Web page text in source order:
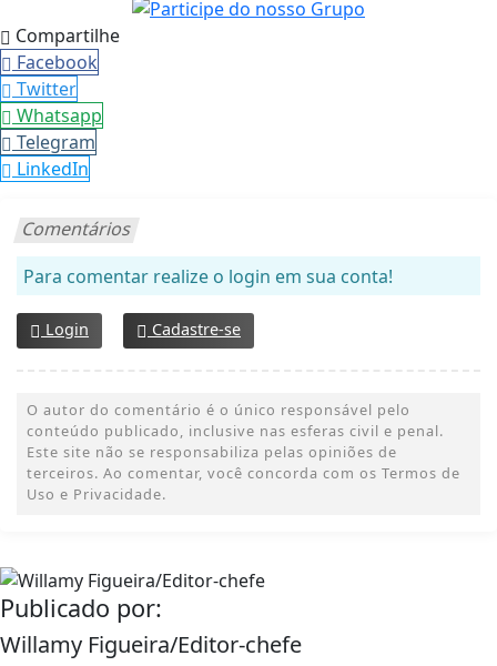
Compartilhe
Facebook
Twitter
Whatsapp
Telegram
LinkedIn
Comentários
Para comentar realize o login em sua conta!
Login Cadastre-se
O autor do comentário é o único responsável pelo
conteúdo publicado, inclusive nas esferas civil e penal.
Este site não se responsabiliza pelas opiniões de
terceiros. Ao comentar, você concorda com os Termos de
Uso e Privacidade.
Publicado por:
Willamy Figueira/Editor-chefe